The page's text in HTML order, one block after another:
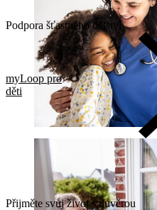
Podpora šťastného dětství
myLoop pro
děti
Přijměte svůj život s důvěrou